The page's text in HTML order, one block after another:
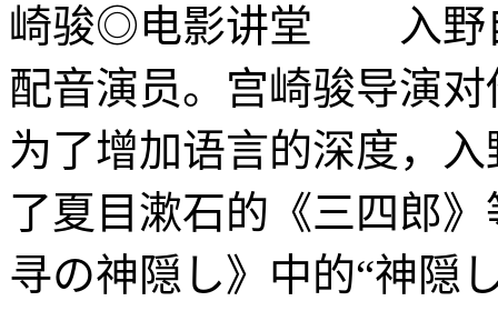
崎骏◎电影讲堂 入野
配音演员。宫崎骏导演
为了增加语言的深度，
了夏目漱石的《三四郎
寻の神隠し》中的“神隠